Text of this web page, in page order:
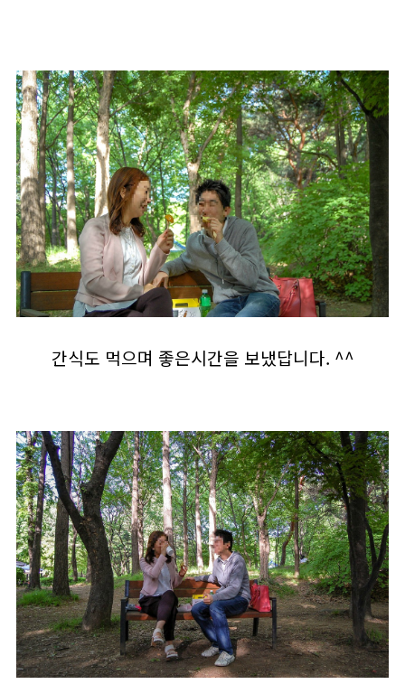
간식도 먹으며 좋은시간을 보냈답니다. ^^